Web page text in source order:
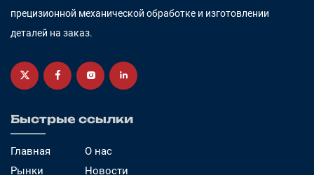
прецизионной механической обработке и изготовлении
деталей на заказ.
Быстрые ссылки
Главная
Рынки
О нас
Новости